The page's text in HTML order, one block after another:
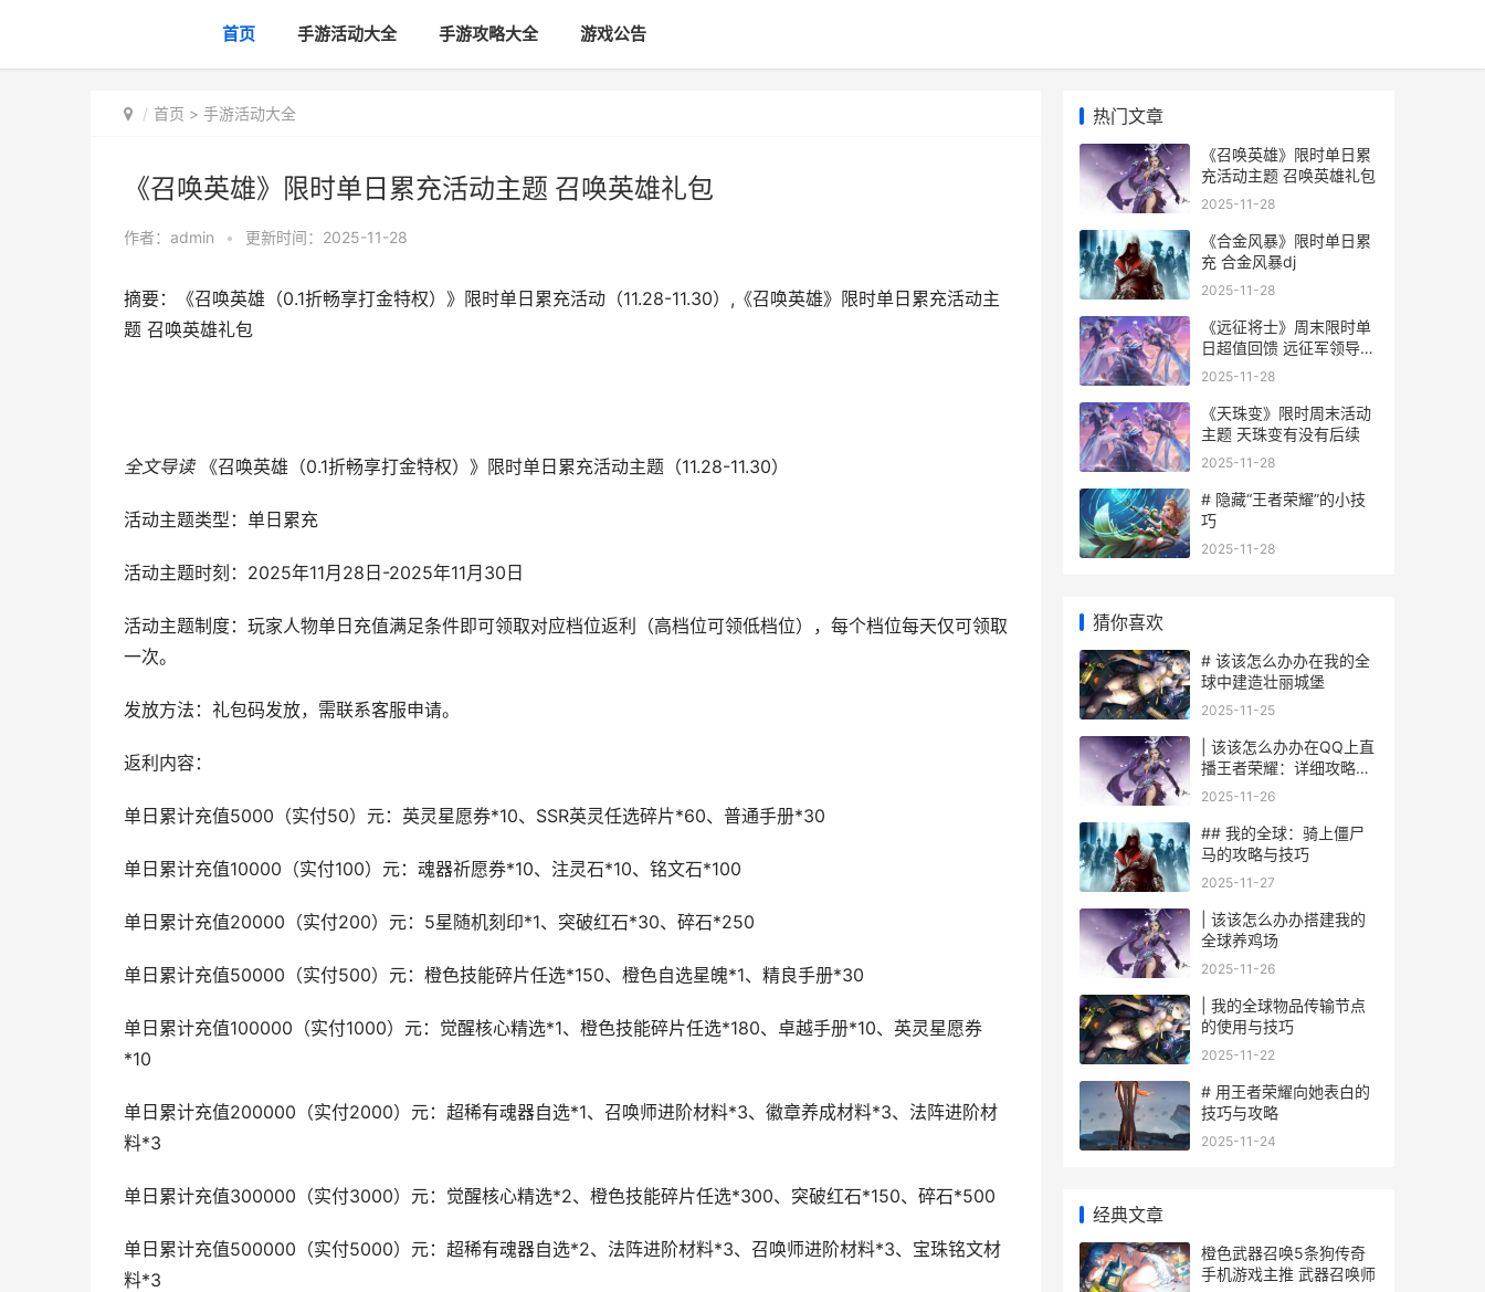
首页 手游活动大全 手游攻略大全 游戏公告
首页 > 手游活动大全
《召唤英雄》限时单日累充活动主题 召唤英雄礼包
作者： admin • 更新时间：2025-11-28
摘要：《召唤英雄（0.1折畅享打金特权）》限时单日累充活动（11.28-11.30）,《召唤英雄》限时单日累充活动主
题 召唤英雄礼包
全文导读《召唤英雄（0.1折畅享打金特权）》限时单日累充活动主题（11.28-11.30）
活动主题类型：单日累充
活动主题时刻：2025年11月28日-2025年11月30日
活动主题制度：玩家人物单日充值满足条件即可领取对应档位返利（高档位可领低档位），每个档位每天仅可领取
一次。
发放方法：礼包码发放，需联系客服申请。
返利内容：
单日累计充值5000（实付50）元：英灵星愿券*10、SSR英灵任选碎片*60、普通手册*30
单日累计充值10000（实付100）元：魂器祈愿券*10、注灵石*10、铭文石*100
单日累计充值20000（实付200）元：5星随机刻印*1、突破红石*30、碎石*250
单日累计充值50000（实付500）元：橙色技能碎片任选*150、橙色自选星魄*1、精良手册*30
单日累计充值100000（实付1000）元：觉醒核心精选*1、橙色技能碎片任选*180、卓越手册*10、英灵星愿券
*10
单日累计充值200000（实付2000）元：超稀有魂器自选*1、召唤师进阶材料*3、徽章养成材料*3、法阵进阶材
料*3
单日累计充值300000（实付3000）元：觉醒核心精选*2、橙色技能碎片任选*300、突破红石*150、碎石*500
单日累计充值500000（实付5000）元：超稀有魂器自选*2、法阵进阶材料*3、召唤师进阶材料*3、宝珠铭文材
料*3
热门文章
《召唤英雄》限时单日累
充活动主题 召唤英雄礼包
2025-11-28
《合金风暴》限时单日累
充 合金风暴dj
2025-11-28
《远征将士》周末限时单
日超值回馈 远征军领导将
军
2025-11-28
《天珠变》限时周末活动
主题 天珠变有没有后续
2025-11-28
# 隐藏“王者荣耀”的小技
巧
2025-11-28
猜你喜欢
# 该该怎么办办在我的全
球中建造壮丽城堡
2025-11-25
| 该该怎么办办在QQ上直
播王者荣耀：详细攻略指
南
2025-11-26
## 我的全球：骑上僵尸
马的攻略与技巧
2025-11-27
| 该该怎么办办搭建我的
全球养鸡场
2025-11-26
| 我的全球物品传输节点
的使用与技巧
2025-11-22
# 用王者荣耀向她表白的
技巧与攻略
2025-11-24
经典文章
橙色武器召唤5条狗传奇
手机游戏主推 武器召唤师